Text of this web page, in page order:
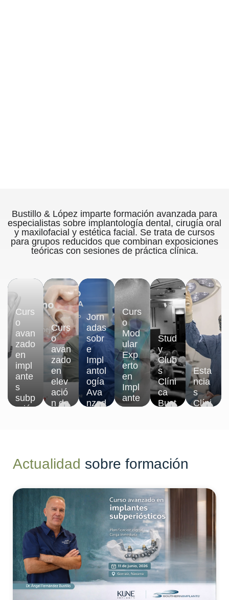
Bustillo & López imparte formación avanzada para
especialistas sobre implantología dental, cirugía oral
y maxilofacial y estética facial. Se trata de cursos
para grupos reducidos que combinan exposiciones
teóricas con sesiones de práctica clínica.
Curs
o
avan
zado
en
impl
ante
s
subp
eriós
Curs
o
avan
zado
en
elev
ació
n de
Jorn
adas
sobr
e
Impl
antol
ogía
Ava
nzad
Curs
o
Mod
ular
Exp
erto
en
Impl
ante
s
Stud
y
Club
s
Clíni
ca
Bust
Esta
ncia
s
Clíni
Actualidad sobre formación